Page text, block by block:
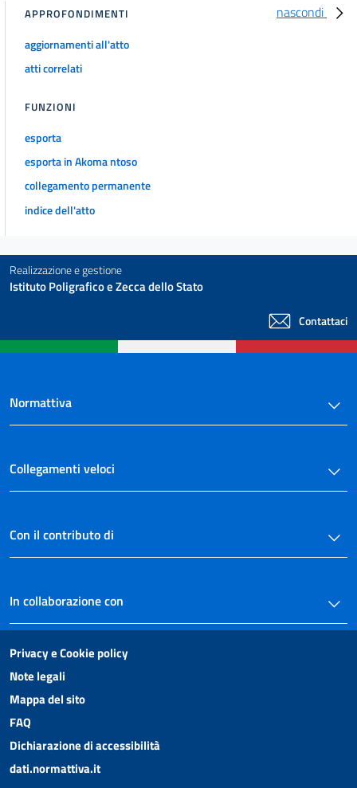
nascondi
APPROFONDIMENTI
aggiornamenti all'atto
atti correlati
FUNZIONI
esporta
esporta in Akoma ntoso
collegamento permanente
indice dell'atto
Realizzazione e gestione
Istituto Poligrafico e Zecca dello Stato
Contattaci
Normattiva
Collegamenti veloci
Con il contributo di
In collaborazione con
Privacy e Cookie policy
Note legali
Mappa del sito
FAQ
Dichiarazione di accessibilità
dati.normattiva.it